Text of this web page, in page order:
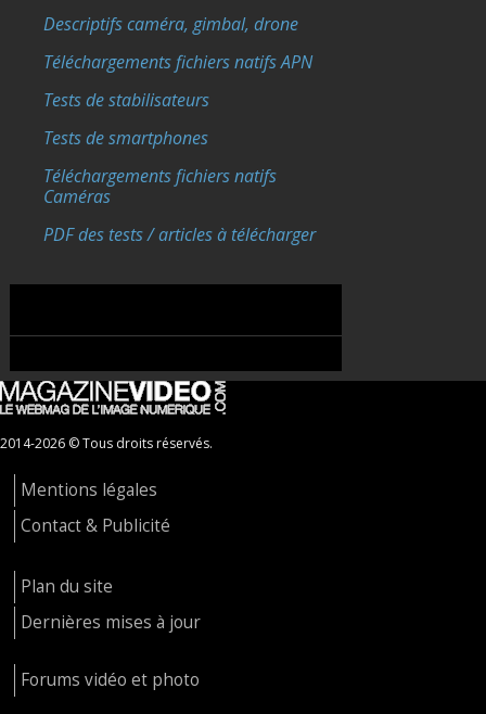
Descriptifs caméra, gimbal, drone
Téléchargements fichiers natifs APN
Tests de stabilisateurs
Tests de smartphones
Téléchargements fichiers natifs
Caméras
PDF des tests / articles à télécharger
2014-2026 © Tous droits réservés.
Mentions légales
Contact & Publicité
Plan du site
Dernières mises à jour
Forums vidéo et photo